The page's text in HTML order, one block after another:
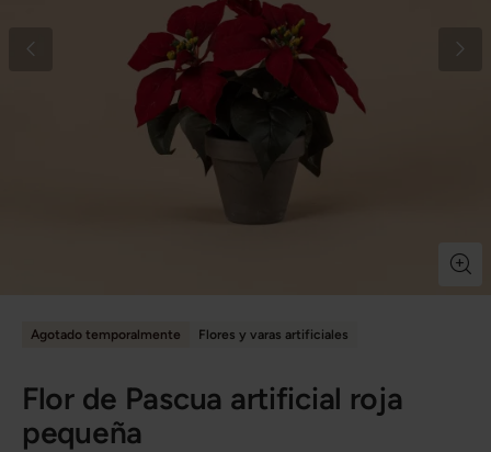
Agotado temporalmente Flores y varas artificiales
Flor de Pascua artificial roja
pequeña